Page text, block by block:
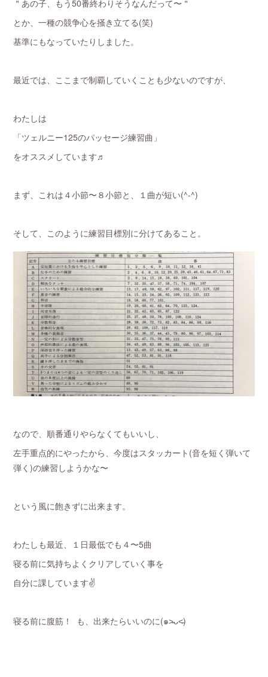
＂あの子、もう50番終わりそうなんだって〜＂
とか、一種の競争心を掻き立てる(笑)
基準にもなっていたりしました。
最近では、ここまで制覇していくことも少ないのですが、
わたしは
「ツェルニー125のパッセージ練習曲」
をオススメしています♬
まず、これは４小節〜８小節と、１曲が短い(^-^)
そして、このように練習目標別に分けてあること。
なので、順番通りやらなくてもいいし、
左手重点的にやったから、今度はスタッカート(音を短く弾いて
弾く)の練習しようかな〜
という風に飽きずに出来ます。
わたしも最近、１日最低でも４〜5曲
寝る前に気持ちよくクリアしていく事を
自分に課しています✌️
寝る前に腹筋！ も、出来たらいいのに(๑˃̵ᴗ˂̵)